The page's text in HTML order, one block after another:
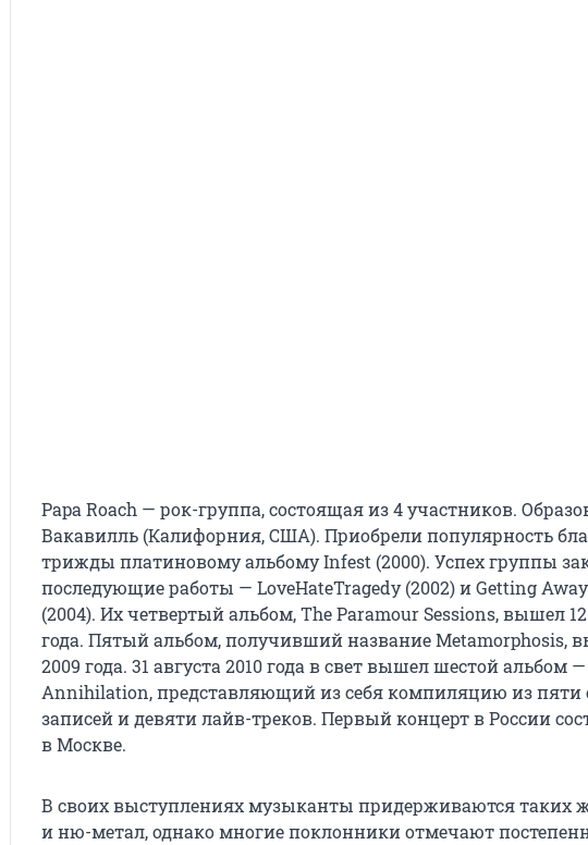
Papa Roach — рок-группа, состоящая из 4 участников.
Вакавилль (Калифорния, США). Приобрели популярность
трижды платиновому альбому Infest (2000). Успех группы
последующие работы — LoveHateTragedy (2002) и Getting
(2004). Их четвертый альбом, The Paramour Sessions, вышел
года. Пятый альбом, получивший название Metamorphosis,
2009 года. 31 августа 2010 года в свет вышел шестой альбом
Annihilation, представляющий из себя компиляцию из пяти
записей и девяти лайв-треков. Первый концерт в России
в Москве.
В своих выступлениях музыканты придерживаются таких
и ню-метал, однако многие поклонники отмечают